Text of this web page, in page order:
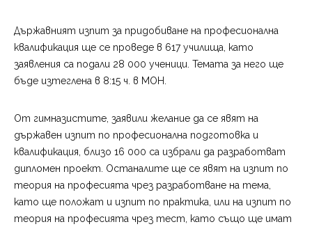
Държавният изпит за придобиване на професионална
квалификация ще се проведе в 617 училища, като
заявления са подали 28 000 ученици. Темата за него ще
бъде изтеглена в 8:15 ч. в МОН.
От гимназистите, заявили желание да се явят на
държавен изпит по професионална подготовка и
квалификация, близо 16 000 са избрали да разработват
дипломен проект. Останалите ще се явят на изпит по
теория на професията чрез разработване на тема,
като ще положат и изпит по практика, или на изпит по
теория на професията чрез тест, като също ще имат